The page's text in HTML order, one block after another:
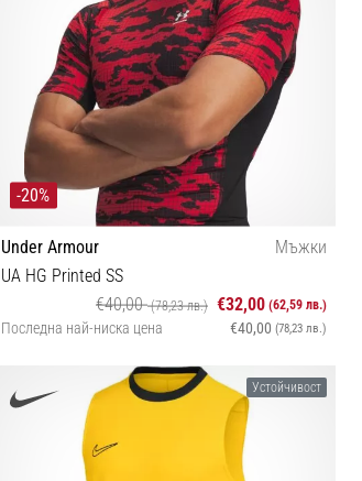
-20%
Under Armour
Мъжки
UA HG Printed SS
€40,00(78,23 лв.) €32,00 (62,59 лв.)
Последна най-ниска цена €40,00 (78,23 лв.)
S M L XXL Устойчивост